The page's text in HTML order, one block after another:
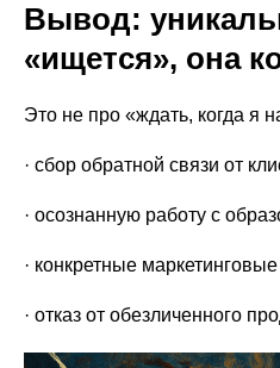
Вывод:
«ищется», она
Это не про «ждать, когда я
· сбор обратной связи от
· осознанную работу с
· конкретные
· отказ от обезличенного